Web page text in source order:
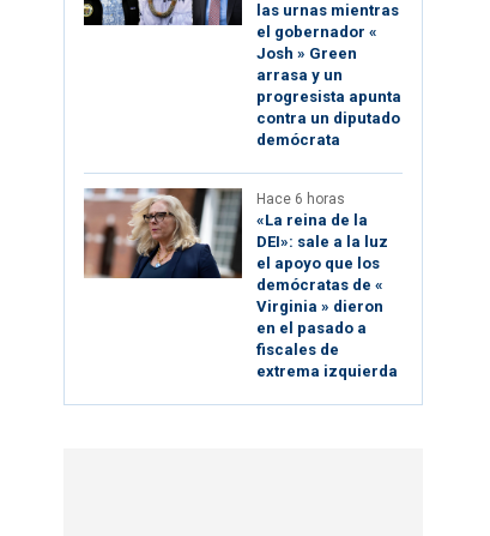
las urnas mientras
el gobernador «
Josh » Green
arrasa y un
progresista apunta
contra un diputado
demócrata
Hace 6 horas
«La reina de la
DEI»: sale a la luz
el apoyo que los
demócratas de «
Virginia » dieron
en el pasado a
fiscales de
extrema izquierda